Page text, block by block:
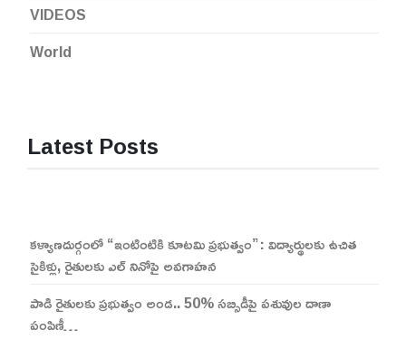
VIDEOS
World
Latest Posts
కళ్యాణదుర్గంలో “ఇంటింటికి కూటమి ప్రభుత్వం”: విద్యార్థులకు ఉచిత
సైకిళ్లు, రైతులకు ఎల్ నినోపై అవగాహన
పాడి రైతులకు ప్రభుత్వం అండ.. 50% సబ్సిడీపై పశువుల దాణా
పంపిణీ…